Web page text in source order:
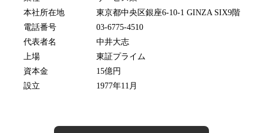
本社所在地
東京都中央区銀座6-10-1 GINZA SIX9階
電話番号
03-6775-4510
代表者名
中井大志
上場
東証プライム
資本金
15億円
設立
1977年11月